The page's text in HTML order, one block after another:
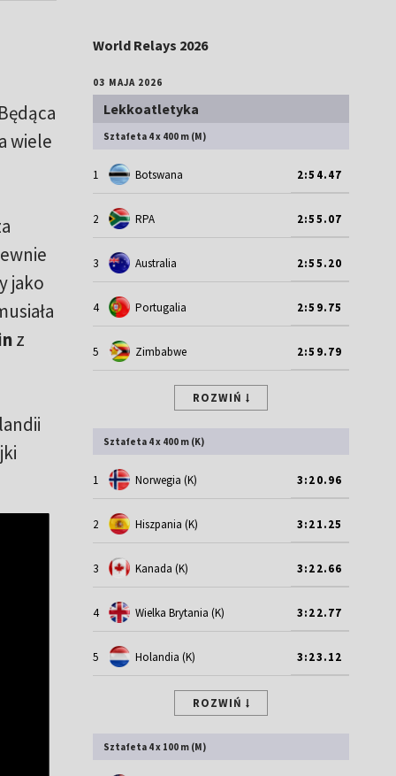
wiele
jako
z
World Relays 2026
03 MAJA 2026
Lekkoatletyka
Sztafeta 4 x 400 m (M)
1 Botswana 2:54.47
2 RPA 2:55.07
3 Australia 2:55.20
4 Portugalia 2:59.75
5 Zimbabwe 2:59.79
ROZWIŃ
Sztafeta 4 x 400 m (K)
1 Norwegia (K) 3:20.96
2 Hiszpania (K) 3:21.25
3 Kanada (K) 3:22.66
4 Wielka Brytania (K) 3:22.77
5 Holandia (K) 3:23.12
ROZWIŃ
Sztafeta 4 x 100 m (M)